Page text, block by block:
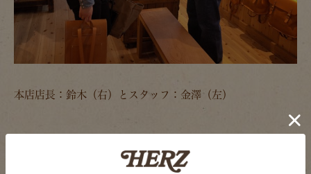
本店店長：鈴木（右）とスタッフ：金澤（左）